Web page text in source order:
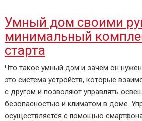
Умный дом своими
минимальный
старта
Что такое умный дом и зачем он
это система устройств, которые
с другом и позволяют управлять
безопасностью и климатом в доме.
осуществляется с помощью